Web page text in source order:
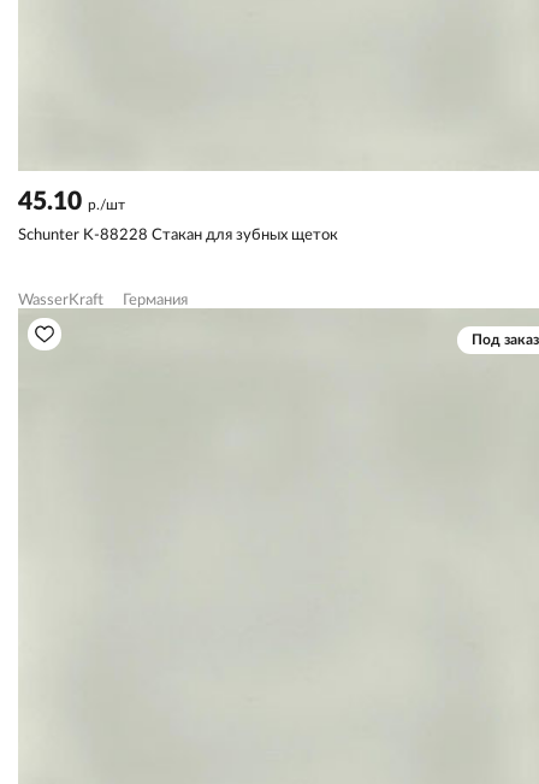
45.10 р./шт
Schunter K-88228 Стакан для зубных щеток
WasserKraft Германия
Под заказ